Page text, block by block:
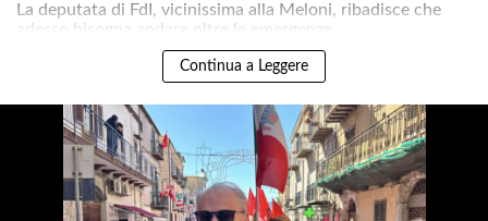
La deputata di FdI, vicinissima alla Meloni, ribadisce che
adesso bisogna andare oltre le emergenze..
Continua a Leggere